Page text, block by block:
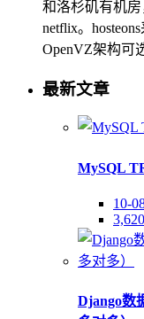
和洛杉矶有机房
netflix。
OpenVZ架构可
最新文章
MySQL
10-
3,620
Django数